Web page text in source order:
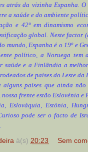
atrás da vizinha Espanha. O
a saúde e do ambiente
e 42º em dinamismo
global. Neste factor
mundo, Espanha é o 19º e
político, a Noruega tem
saúde e a Finlândia a
de países do Leste da
alguns países que ainda não
frente estão Eslovénia e
Eslováquia, Estónia,
pode ser o facto de
à(s) 20:23 Sem